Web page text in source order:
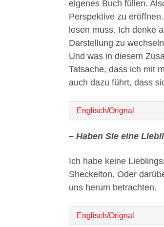
eigenes Buch füllen.
Perspektive zu
lesen muss. Ich denke
Darstellung zu
Und was in diesem
Tatsache, dass ich mit
auch dazu führt, dass
Englisch/Orignal
– Haben Sie eine
Ich habe keine
Sheckelton. Oder
uns herum betrachten.
Englisch/Orignal